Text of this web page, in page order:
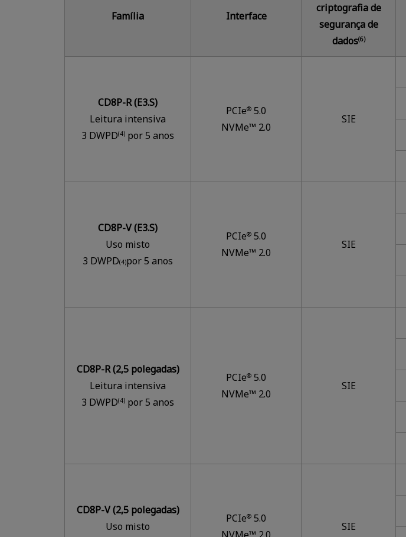
Família Interface
criptografia de
segurança de
dados(6)
CD8P-R (E3.S)
Leitura intensiva
3 DWPD(4) por 5 anos
PCIe® 5.0
NVMe™ 2.0
SIE
CD8P-V (E3.S)
Uso misto
3 DWPD(4)por 5 anos
PCIe® 5.0
NVMe™ 2.0
SIE
CD8P-R (2,5 polegadas)
Leitura intensiva
3 DWPD(4) por 5 anos
PCIe® 5.0
NVMe™ 2.0
SIE
CD8P-V (2,5 polegadas)
Uso misto
PCIe® 5.0
SIE